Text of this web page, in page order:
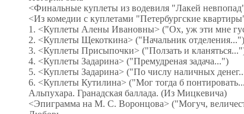
<Финальные куплеты из водевиля "Лакей
<Из комедии с куплетами "Петербургские
1. <Куплеты Алены Ивановны> ("Ох, уж эти мне
2. <Куплеты Щекоткина> ("Начальник отделения...")
3. <Куплеты Присыпочки> ("Ползать и
4. <Куплеты Задарина> ("Премудреная задача...")
5. <Куплеты Задарина> ("По числу наличных
6. <Куплеты Кутилина> ("Мог тогда б
Альпухара. Гранадская баллада. (Из Мицкевича)
<Эпиграмма на М. С. Воронцова> ("Могуч,